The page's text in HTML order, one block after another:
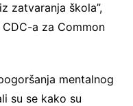
zatvaranja škola”,
a za Common
mentalnog
su se kako su